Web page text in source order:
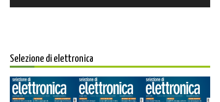
Selezione di elettronica